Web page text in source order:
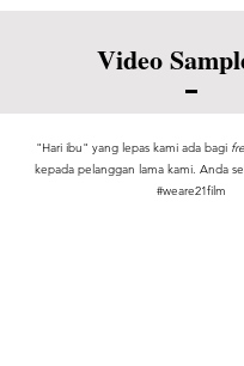
Video
"Hari ibu" yang lepas kami ada bagi
kepada pelanggan lama kami. Anda
#weare21film